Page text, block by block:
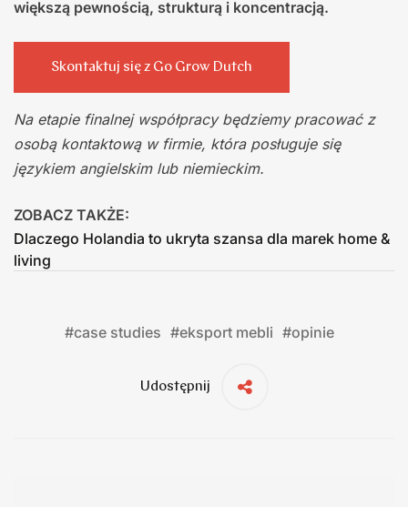
większą pewnością, strukturą i koncentracją.
Skontaktuj się z Go Grow Dutch
Na etapie finalnej współpracy będziemy pracować z
osobą kontaktową w firmie, która posługuje się
językiem angielskim lub niemieckim.
ZOBACZ TAKŻE:
Dlaczego Holandia to ukryta szansa dla marek home &
living
#case studies #eksport mebli #opinie
Udostępnij